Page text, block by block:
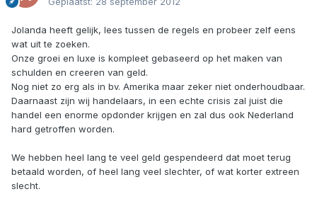
Jolanda heeft gelijk, lees tussen de regels en probeer zelf eens
wat uit te zoeken.
Onze groei en luxe is kompleet gebaseerd op het maken van
schulden en creeren van geld.
Nog niet zo erg als in bv. Amerika maar zeker niet onderhoudbaar.
Daarnaast zijn wij handelaars, in een echte crisis zal juist die
handel een enorme opdonder krijgen en zal dus ook Nederland
hard getroffen worden.
We hebben heel lang te veel geld gespendeerd dat moet terug
betaald worden, of heel lang veel slechter, of wat korter extreen
slecht.